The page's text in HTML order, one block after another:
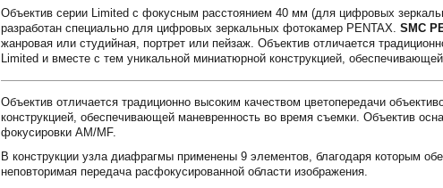
Объектив серии Limited с фокусным расстоянием 40 мм (для цифровых
разработан специально для цифровых зеркальных фотокамер PENTAX. SMC
жанровая или студийная, портрет или пейзаж. Объектив отличается
Limited и вместе с тем уникальной миниатюрной конструкцией,
Объектив отличается традиционно высоким качеством цветопередачи
конструкцией, обеспечивающей маневренность во время съемки. Объектив
фокусировки AM/MF.
В конструкции узла диафрагмы применены 9 элементов, благодаря которым
неповторимая передача расфокусированной области изображения.